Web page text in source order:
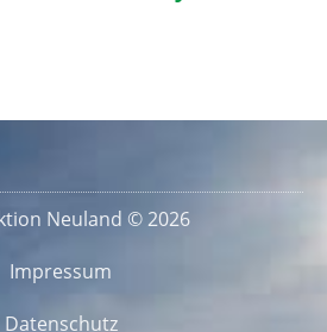
Neuland © 2026
Impressum
Datenschutz